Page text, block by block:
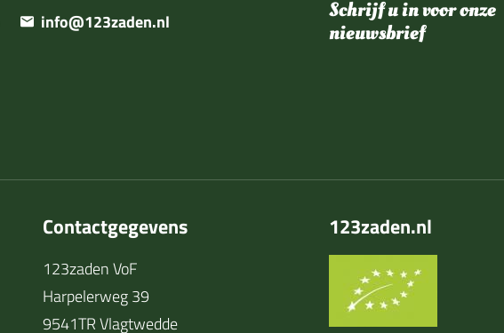
info@123zaden.nl
Schrijf u in voor onze
nieuwsbrief
Contactgegevens
123zaden VoF
Harpelerweg 39
9541TR Vlagtwedde
123zaden.nl